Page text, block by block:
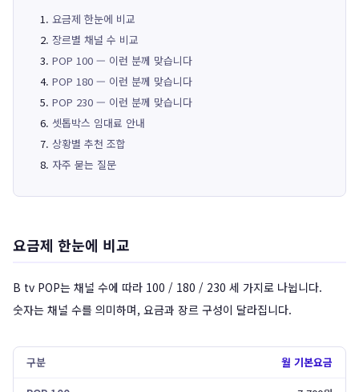
요금제 한눈에 비교
장르별 채널 수 비교
POP 100 — 이런 분께 맞습니다
POP 180 — 이런 분께 맞습니다
POP 230 — 이런 분께 맞습니다
셋톱박스 임대료 안내
상황별 추천 조합
자주 묻는 질문
요금제 한눈에 비교
B tv POP는 채널 수에 따라 100 / 180 / 230 세 가지로 나뉩니다.
숫자는 채널 수를 의미하며, 요금과 장르 구성이 달라집니다.
월 기본요금